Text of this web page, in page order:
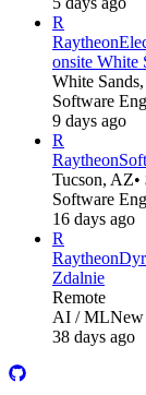
R
Raytheon
onsite White
White
Software
9 days ago
R
Raytheon
Tucson, AZ
Software
16 days ago
R
Raytheon
Zdalnie
Remote
AI / MLNew
38 days ago